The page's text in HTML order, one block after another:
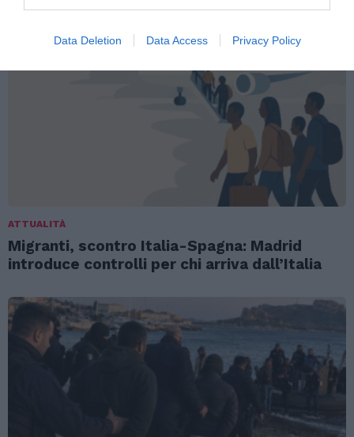
Data Deletion Data Access Privacy Policy
ATTUALITÀ
Migranti, scontro Italia-Spagna: Madrid
introduce controlli per chi arriva dall’Italia